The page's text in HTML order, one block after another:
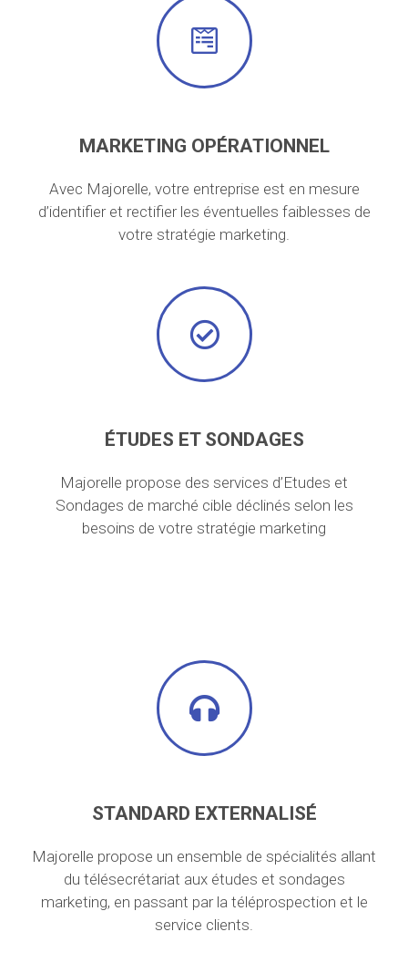
MARKETING OPÉRATIONNEL
Avec Majorelle, votre entreprise est en mesure
d’identifier et rectifier les éventuelles faiblesses de
votre stratégie marketing.
ÉTUDES ET SONDAGES
Majorelle propose des services d’Etudes et
Sondages de marché cible déclinés selon les
besoins de votre stratégie marketing
STANDARD EXTERNALISÉ
Majorelle propose un ensemble de spécialités allant
du télésecrétariat aux études et sondages
marketing, en passant par la téléprospection et le
service clients.